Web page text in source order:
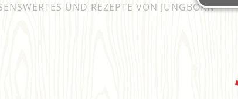
UND REZEPTE VON JUNGBORN